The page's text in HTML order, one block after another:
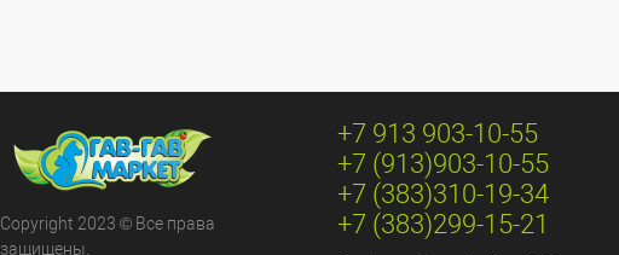
Copyright 2023 © Все права
защищены.
+7 913 903-10-55
+7 (913)903-10-55
+7 (383)310-19-34
+7 (383)299-15-21